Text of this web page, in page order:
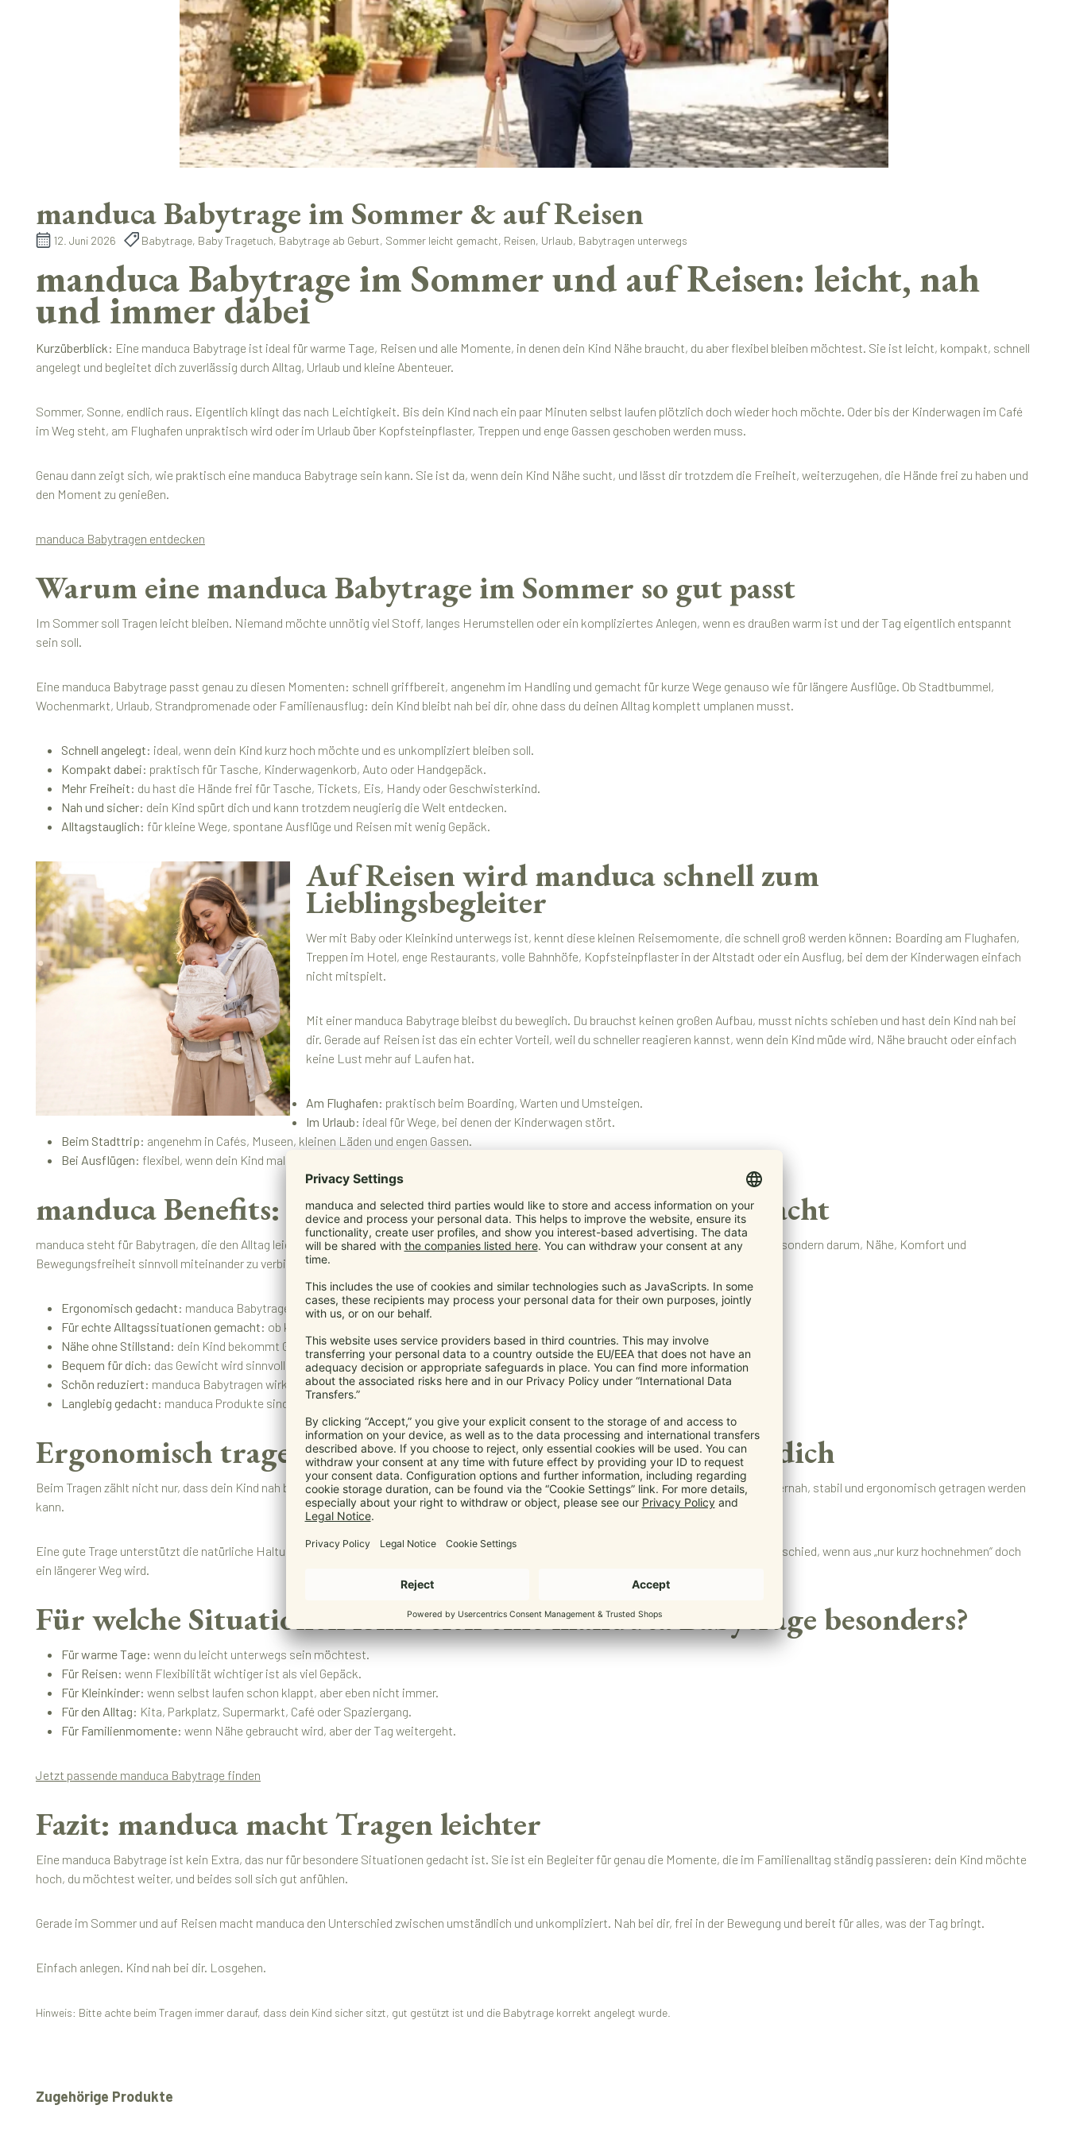
manduca Babytrage im Sommer & auf Reisen
12. Juni 2026 Babytrage, Baby Tragetuch, Babytrage ab Geburt, Sommer leicht gemacht, Reisen, Urlaub, Babytragen unterwegs
manduca Babytrage im Sommer und auf Reisen: leicht, nah
und immer dabei
Kurzüberblick: Eine manduca Babytrage ist ideal für warme Tage, Reisen und alle Momente, in denen dein Kind Nähe braucht, du aber flexibel bleiben möchtest. Sie ist leicht, kompakt, schnell
angelegt und begleitet dich zuverlässig durch Alltag, Urlaub und kleine Abenteuer.
Sommer, Sonne, endlich raus. Eigentlich klingt das nach Leichtigkeit. Bis dein Kind nach ein paar Minuten selbst laufen plötzlich doch wieder hoch möchte. Oder bis der Kinderwagen im Café
im Weg steht, am Flughafen unpraktisch wird oder im Urlaub über Kopfsteinpflaster, Treppen und enge Gassen geschoben werden muss.
Genau dann zeigt sich, wie praktisch eine manduca Babytrage sein kann. Sie ist da, wenn dein Kind Nähe sucht, und lässt dir trotzdem die Freiheit, weiterzugehen, die Hände frei zu haben und
den Moment zu genießen.
manduca Babytragen entdecken
Warum eine manduca Babytrage im Sommer so gut passt
Im Sommer soll Tragen leicht bleiben. Niemand möchte unnötig viel Stoff, langes Herumstellen oder ein kompliziertes Anlegen, wenn es draußen warm ist und der Tag eigentlich entspannt
sein soll.
Eine manduca Babytrage passt genau zu diesen Momenten: schnell griffbereit, angenehm im Handling und gemacht für kurze Wege genauso wie für längere Ausflüge. Ob Stadtbummel,
Wochenmarkt, Urlaub, Strandpromenade oder Familienausflug: dein Kind bleibt nah bei dir, ohne dass du deinen Alltag komplett umplanen musst.
Schnell angelegt: ideal, wenn dein Kind kurz hoch möchte und es unkompliziert bleiben soll.
Kompakt dabei: praktisch für Tasche, Kinderwagenkorb, Auto oder Handgepäck.
Mehr Freiheit: du hast die Hände frei für Tasche, Tickets, Eis, Handy oder Geschwisterkind.
Nah und sicher: dein Kind spürt dich und kann trotzdem neugierig die Welt entdecken.
Alltagstauglich: für kleine Wege, spontane Ausflüge und Reisen mit wenig Gepäck.
Auf Reisen wird manduca schnell zum
Lieblingsbegleiter
Wer mit Baby oder Kleinkind unterwegs ist, kennt diese kleinen Reisemomente, die schnell groß werden können: Boarding am Flughafen,
Treppen im Hotel, enge Restaurants, volle Bahnhöfe, Kopfsteinpflaster in der Altstadt oder ein Ausflug, bei dem der Kinderwagen einfach
nicht mitspielt.
Mit einer manduca Babytrage bleibst du beweglich. Du brauchst keinen großen Aufbau, musst nichts schieben und hast dein Kind nah bei
dir. Gerade auf Reisen ist das ein echter Vorteil, weil du schneller reagieren kannst, wenn dein Kind müde wird, Nähe braucht oder einfach
keine Lust mehr auf Laufen hat.
Am Flughafen: praktisch beim Boarding, Warten und Umsteigen.
Im Urlaub: ideal für Wege, bei denen der Kinderwagen stört.
Beim Stadttrip: angenehm in Cafés, Museen, kleinen Läden und engen Gassen.
Bei Ausflügen: flexibel, wenn dein Kind mal selbst laufen und mal getragen werden möchte.
manduca Benefits: Was unsere Babytragen besonders macht
manduca steht für Babytragen, die den Alltag leichter machen sollen. Nicht komplizierter. Deshalb geht es nicht nur darum, dein Kind zu tragen, sondern darum, Nähe, Komfort und
Bewegungsfreiheit sinnvoll miteinander zu verbinden.
Ergonomisch gedacht: manduca Babytragen unterstützen eine natürliche Anhock-Spreiz-Haltung und geben deinem Kind sicheren Halt.
Für echte Alltagssituationen gemacht: ob kurzer Weg, Einkauf, Urlaub oder Spaziergang: manduca passt sich deinem Tag an.
Nähe ohne Stillstand: dein Kind bekommt Geborgenheit, während du beweglich bleibst.
Bequem für dich: das Gewicht wird sinnvoll verteilt, damit Tragen nicht nur für dein Kind angenehm ist.
Schön reduziert: manduca Babytragen wirken modern, klar und passen zu einem natürlichen Familienalltag.
Langlebig gedacht: manduca Produkte sind dafür gemacht, dich nicht nur kurz, sondern über viele gemeinsame Wege zu begleiten.
Ergonomisch tragen: gut für dein Kind, angenehm für dich
Beim Tragen zählt nicht nur, dass dein Kind nah bei dir ist. Es soll auch gut sitzen. manduca Babytragen sind so entwickelt, dass dein Kind körpernah, stabil und ergonomisch getragen werden
kann.
Eine gute Trage unterstützt die natürliche Haltung deines Kindes und entlastet gleichzeitig deine Arme. Das macht besonders dann einen Unterschied, wenn aus „nur kurz hochnehmen“ doch
ein längerer Weg wird.
Für welche Situationen lohnt sich eine manduca Babytrage besonders?
Für warme Tage: wenn du leicht unterwegs sein möchtest.
Für Reisen: wenn Flexibilität wichtiger ist als viel Gepäck.
Für Kleinkinder: wenn selbst laufen schon klappt, aber eben nicht immer.
Für den Alltag: Kita, Parkplatz, Supermarkt, Café oder Spaziergang.
Für Familienmomente: wenn Nähe gebraucht wird, aber der Tag weitergeht.
Jetzt passende manduca Babytrage finden
Fazit: manduca macht Tragen leichter
Eine manduca Babytrage ist kein Extra, das nur für besondere Situationen gedacht ist. Sie ist ein Begleiter für genau die Momente, die im Familienalltag ständig passieren: dein Kind möchte
hoch, du möchtest weiter, und beides soll sich gut anfühlen.
Gerade im Sommer und auf Reisen macht manduca den Unterschied zwischen umständlich und unkompliziert. Nah bei dir, frei in der Bewegung und bereit für alles, was der Tag bringt.
Einfach anlegen. Kind nah bei dir. Losgehen.
Hinweis: Bitte achte beim Tragen immer darauf, dass dein Kind sicher sitzt, gut gestützt ist und die Babytrage korrekt angelegt wurde.
Produktgalerie überspringen
Zugehörige Produkte